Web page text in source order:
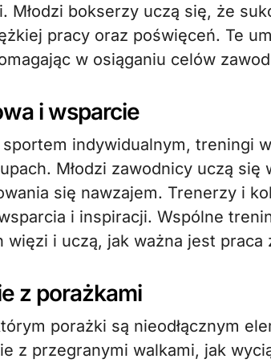
Młodzi bokserzy uczą się, że
pracy oraz poświęceń. Te
w osiąganiu celów
i wsparcie
indywidualnym, treningi
Młodzi zawodnicy uczą się
się nawzajem. Trenerzy i
i inspiracji. Wspólne
więzi i uczą, jak ważna jest praca
z porażkami
porażki są nieodłącznym
z przegranymi walkami, jak